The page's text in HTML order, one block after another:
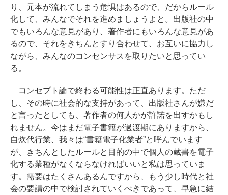
り、元本が流れてしまう危惧はあるので、だからルール
化して、みんなでそれを進めましょうよと。出版社の中
でもいろんな意見があり、著作者にもいろんな意見があ
るので、それをきちんとすり合わせて、お互いに協力し
ながら、みんなのコンセンサスを取りたいと思ってい
る。
コンセプト論で終わる可能性は正直あります。ただ
し、その時に社会的な支持があって、出版社さんが嫌だ
と言ったとしても、著作者の何人かが許諾を出すかもし
れません。今はまだ電子書籍が過渡期にありますから、
自炊代行業、我々は“書籍電子化業者”と呼んでいます
が、きちんとしたルールと目的の中で個人の蔵書を電子
化する業種がなくならなければいいと私は思っていま
す。需要はたくさんあるんですから、もう少し時代と社
会の要請の中で検討されていくべきであって、早急に結